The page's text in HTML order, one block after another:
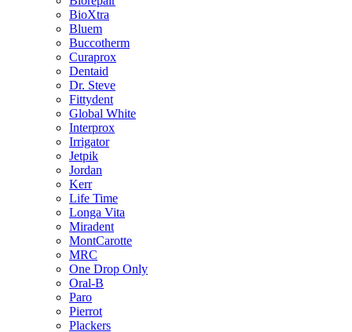
BioXtra
Bluem
Buccotherm
Curaprox
Dentaid
Dr. Steve
Fittydent
Global White
Interprox
Irrigator
Jetpik
Jordan
Kerr
Life Time
Longa Vita
Miradent
MontCarotte
MRC
One Drop Only
Oral-B
Paro
Pierrot
Plackers